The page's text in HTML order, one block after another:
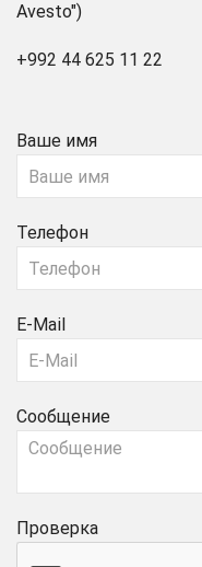
Avesto")
+992 44 625 11 22
Ваше имя
Телефон
E-Mail
Сообщение
Проверка